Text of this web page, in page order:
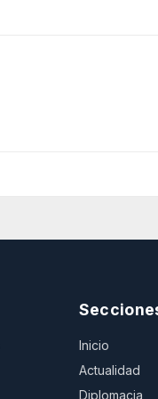
Inicio
Actualidad
Diplomacia